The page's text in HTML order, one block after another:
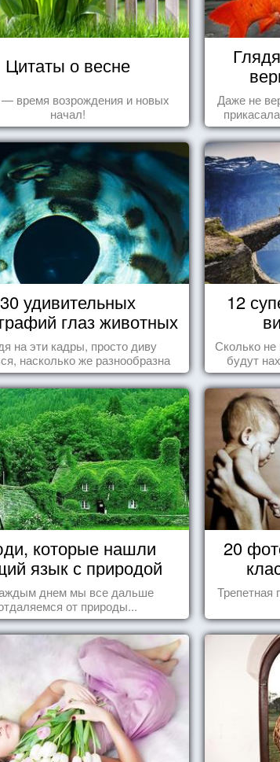
Цитаты о весне
время возрождения и новых
начал!
Даже не
30 удивительных
глаз животных
на эти кадры, просто диву
насколько же разнообразна
природа нашего мира!
12
Сколько не
будут
которые нашли
язык с природой
днем мы все дальше
от природы...
20
Трепетная